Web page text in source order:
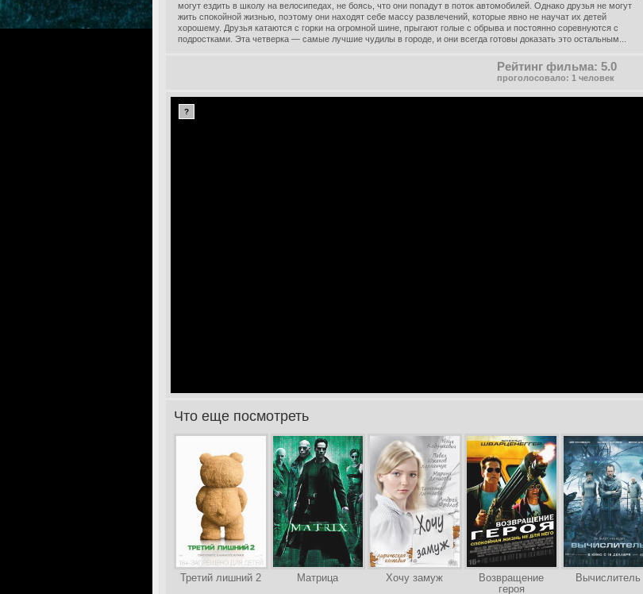
могут ездить в школу на велосипедах, не боясь, что они попадут в поток автомобилей. Однако друзья не могут
жить спокойной жизнью, поэтому они находят себе массу развлечений, которые явно не научат их детей
хорошему. Друзья катаются с горки на огромной шине, прыгают голые с обрыва и постоянно соревнуются с
подростками. Эта четверка — самые лучшие чудилы в городе, и они всегда готовы доказать это остальным...
Рейтинг фильма: 5.0
проголосовало: 1 человек
?
>Что еще посмотреть
Третий лишний 2 Матрица Хочу замуж
Возвращение
героя
Вычислитель
Кокоша